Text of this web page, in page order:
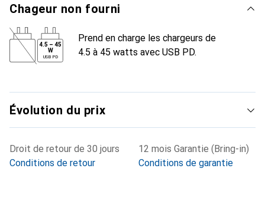
Chageur non fourni
4.5 – 45
W
USB PD
Prend en charge les chargeurs de
4.5 à 45 watts avec USB PD.
Évolution du prix
Droit de retour de 30 jours
Conditions de retour
12 mois Garantie (Bring-in)
Conditions de garantie